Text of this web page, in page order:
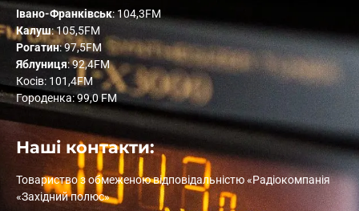
Івано-Франківськ: 104,3FM
Калуш: 105,5FM
Рогатин: 97,5FM
Яблуниця: 92,4FM
Косів: 101,4FM
Городенка: 99,0 FM
Наші контакти:
Товариство з обмеженою відповідальністю «Радіокомпанія
«Західний полюс»